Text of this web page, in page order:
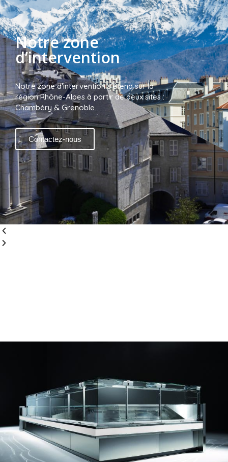
Notre zone
d’intervention
Notre zone d’intervention s’étend sur la
région Rhône-Alpes à partir de deux sites :
Chambéry & Grenoble.
Contactez-nous